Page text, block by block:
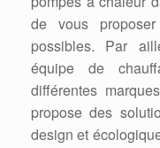
de vous
possibles. Par
équipe de
différentes
propose des
design et